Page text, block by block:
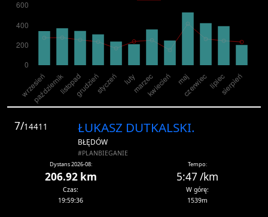
7/14411 ŁUKASZ DUTKALSKI.
BŁĘDÓW
#PLANBIEGANIE
Dystans 2026-08:
206.92 km
Tempo:
5:47 /km
Czas:
19:59:36
W górę:
1539m